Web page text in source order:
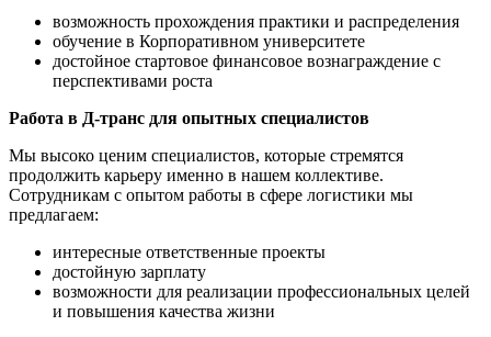
возможность прохождения практики и распределения
обучение в Корпоративном университете
достойное стартовое финансовое вознаграждение с
перспективами роста
Работа в Д-транс для опытных специалистов
Мы высоко ценим специалистов, которые стремятся
продолжить карьеру именно в нашем коллективе.
Сотрудникам с опытом работы в сфере логистики мы
предлагаем:
интересные ответственные проекты
достойную зарплату
возможности для реализации профессиональных целей
и повышения качества жизни